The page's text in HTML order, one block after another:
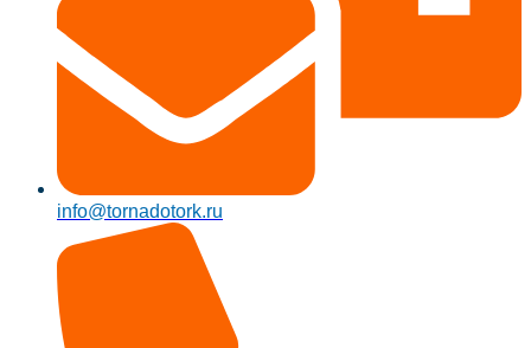
info@tornadotork.ru